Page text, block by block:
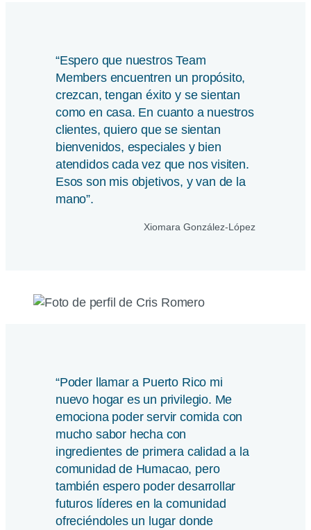
“Espero que nuestros Team
Members encuentren un propósito,
crezcan, tengan éxito y se sientan
como en casa. En cuanto a nuestros
clientes, quiero que se sientan
bienvenidos, especiales y bien
atendidos cada vez que nos visiten.
Esos son mis objetivos, y van de la
mano”.
Xiomara González-López
“Poder llamar a Puerto Rico mi
nuevo hogar es un privilegio. Me
emociona poder servir comida con
mucho sabor hecha con
ingredientes de primera calidad a la
comunidad de Humacao, pero
también espero poder desarrollar
futuros líderes en la comunidad
ofreciéndoles un lugar donde